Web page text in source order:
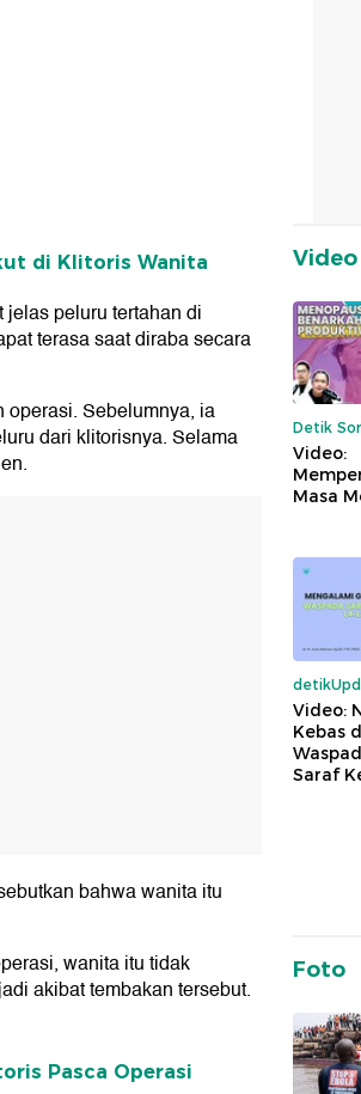
di Klitoris Wanita
peluru tertahan di
terasa saat diraba secara
operasi. Sebelumnya, ia
dari klitorisnya. Selama
bahwa wanita itu
wanita itu tidak
akibat tembakan tersebut.
Pasca Operasi
Video
Detik
Video:
Masa
Video:
Kebas
Saraf
Foto